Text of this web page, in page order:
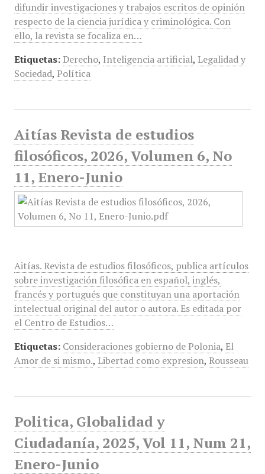
difundir investigaciones y trabajos escritos de opinión
respecto de la ciencia jurídica y criminológica. Con
ello, la revista se focaliza en…
Etiquetas: Derecho, Inteligencia artificial, Legalidad y
Sociedad, Política
Aitías Revista de estudios
filosóficos, 2026, Volumen 6, No
11, Enero-Junio
Aitías. Revista de estudios filosóficos, publica artículos
sobre investigación filosófica en español, inglés,
francés y portugués que constituyan una aportación
intelectual original del autor o autora. Es editada por
el Centro de Estudios…
Etiquetas: Consideraciones gobierno de Polonia, El
Amor de si mismo., Libertad como expresion, Rousseau
Politica, Globalidad y
Ciudadanía, 2025, Vol 11, Num 21,
Enero-Junio